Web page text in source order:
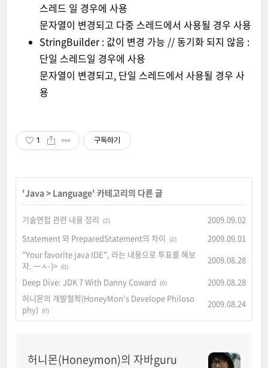
스레드 일 경우에 사용
문자열이 변경되고 다중 스레드에서 사용될 경우 사용
StringBuilder : 값이 변경 가능 // 동기화 되지 않음 :
단일 스레드일 경우에 사용
문자열이 변경되고, 단일 스레드에서 사용될 경우 사
용
1 구독하기
'Java> Language' 카테고리의 다른 글
기술면접 관련 내용 정리 (2)
2009.09.02
Statement 와 PreparedStatement의 차이
(2)
2009.09.01
"Your favorite java IDE", 라는 내용으로 투표를 해보
자. ㅡㅅ-)> (0)
2009.08.28
Deep Dive: JDK 7 With Danny Coward
(0)
2009.08.28
허니몬의 개발철학(HoneyMon's Develope Philoso
phy)
(0)
2009.08.24
허니몬(Honeymon)의 자바guru